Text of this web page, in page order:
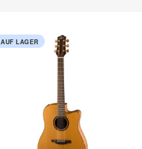
AUF LAGER